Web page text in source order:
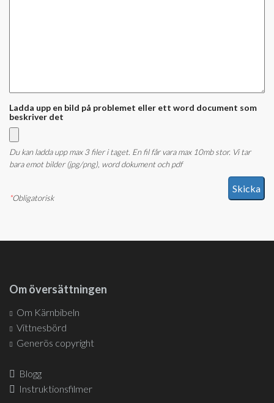
Ladda upp en bild på problemet eller ett word document som
beskriver det
Du kan ladda upp max 3 filer i taget. En fil får vara max 10mb stor. Vi tar
bara emot bilder (jpg/png), word dokument och pdf
*Obligatorisk
Om översättningen
Om Kärnbibeln
Vittnesbörd
Generös copyright
Blogg
Instruktionsfilmer